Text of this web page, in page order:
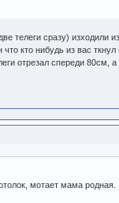
телеги сразу)
что кто нибудь из вас
отрезал спереди 80см,
мотает мама родная.